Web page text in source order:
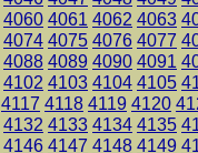
4060 4061 4062 4063
4074 4075 4076 4077
4088 4089 4090 4091
4102 4103 4104 4105
4117 4118 4119 4120
4132 4133 4134 4135
4146 4147 4148 4149